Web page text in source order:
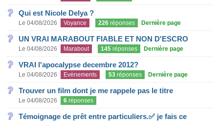
Qui est Nicole Delya ?
Le 04/08/2026 Voyance 226 réponses Dernière page
UN VRAI MARABOUT FIABLE ET NON D'ESCRO
Le 04/08/2026 Marabout 145 réponses Dernière page
VRAI l'apocalypse decembre 2012?
Le 04/08/2026 Evènements 53 réponses Dernière page
Trouver un film dont je me rappele pas le titre
Le 04/08/2026 6 réponses
Témoignage de prêt entre particuliers.✅ je fais ce